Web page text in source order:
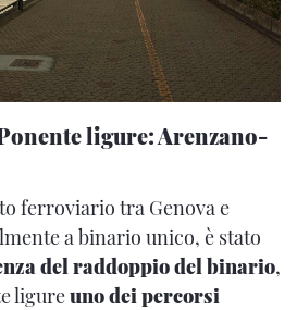
ligure: Arenzano-
ferroviario tra Genova e
a binario unico, è stato
del raddoppio del binario,
ligureuno dei percorsi